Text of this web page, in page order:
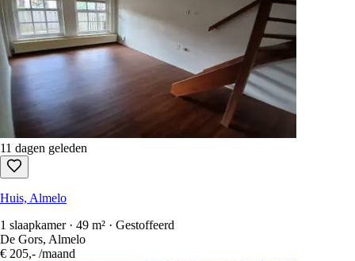
11 dagen geleden
Huis, Almelo
1 slaapkamer · 49 m² · Gestoffeerd
De Gors, Almelo
€ 205,- /maand